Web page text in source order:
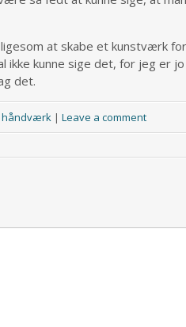
at skabe et kunstværk
ikke kunne sige det, for jeg er
det.
håndværk | Leave a comment